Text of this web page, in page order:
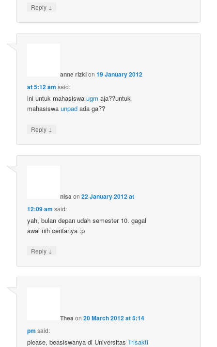
Reply ↓
anne rizkion19 January 2012
at 5:12 am said:
ini untuk mahasiswaugm aja??untuk
mahasiswaunpad ada ga??
Reply ↓
nisa on22 January 2012 at
12:09 am said:
yah, bulan depan udah semester 10. gagal
awal nih ceritanya :p
Reply ↓
Thea on20 March 2012 at 5:14
pm said:
please, beasiswanya di UniversitasTrisakti